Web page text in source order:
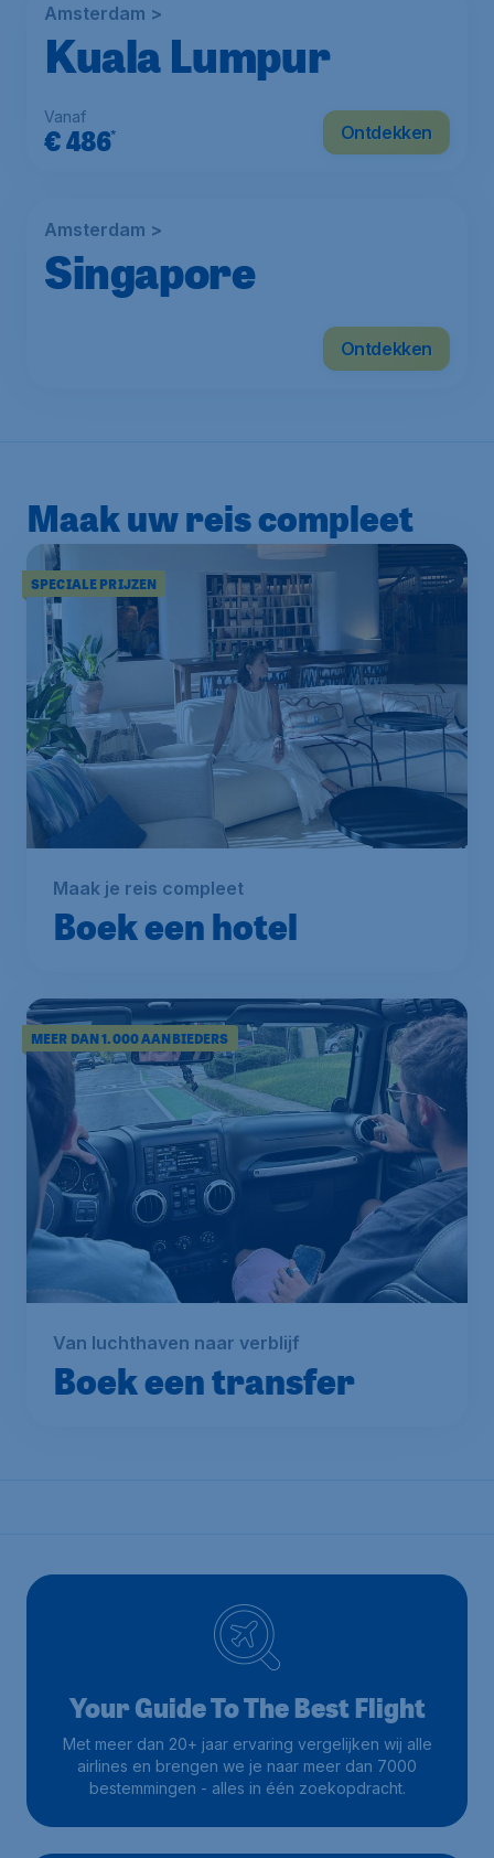
Amsterdam >
Kuala Lumpur
€486*
Vanaf
Ontdekken
Amsterdam >
Singapore
Ontdekken
Maak uw reis compleet
SPECIALE PRIJZEN
Maak je reis compleet
Boek een hotel
MEER DAN 1.000 AANBIEDERS
Van luchthaven naar verblijf
Boek een transfer
Your Guide To The Best Flight
Met meer dan 20+ jaar ervaring vergelijken wij alle
airlines en brengen we je naar meer dan 7000
bestemmingen - alles in één zoekopdracht.